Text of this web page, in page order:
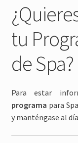
tu
de Spa?
Para estar
programa para
y manténgase al